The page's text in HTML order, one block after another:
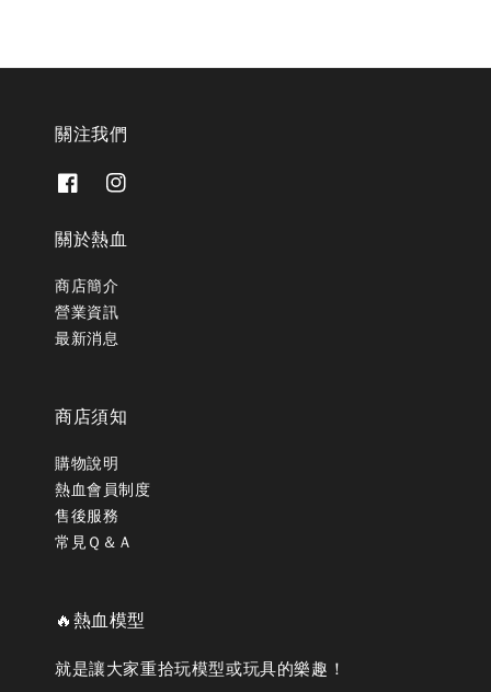
關注我們
關於熱血
商店簡介
營業資訊
最新消息
商店須知
購物說明
熱血會員制度
售後服務
常見Ｑ＆Ａ
🔥熱血模型
就是讓大家重拾玩模型或玩具的樂趣！